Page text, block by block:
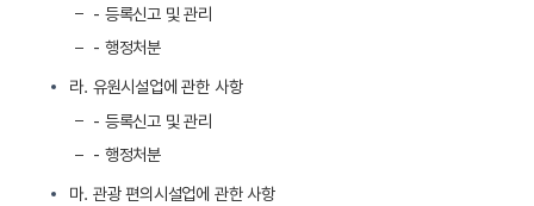
- 등록신고 및 관리
- 행정처분
라. 유원시설업에 관한 사항
- 등록신고 및 관리
- 행정처분
마. 관광 편의시설업에 관한 사항